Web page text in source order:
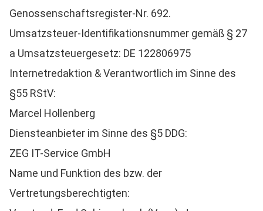
Genossenschaftsregister-Nr. 692.
Umsatzsteuer-Identifikationsnummer gemäß § 27
a Umsatzsteuergesetz: DE 122806975
Internetredaktion & Verantwortlich im Sinne des
§55 RStV:
Marcel Hollenberg
Diensteanbieter im Sinne des §5 DDG:
ZEG IT-Service GmbH
Name und Funktion des bzw. der
Vertretungsberechtigten: